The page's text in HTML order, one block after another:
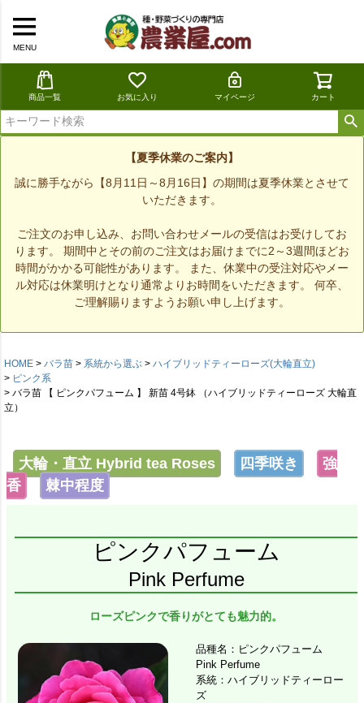
MENU
商品一覧 お気に入り マイページ カート
【夏季休業のご案内】
誠に勝手ながら【8月11日～8月16日】の期間は夏季休業とさせて
いただきます。
ご注文のお申し込み、お問い合わせメールの受信はお受けしてお
ります。 期間中とその前のご注文はお届けまでに2～3週間ほどお
時間がかかる可能性があります。 また、休業中の受注対応やメー
ル対応は休業明けとなり通常よりお時間をいただきます。 何卒、
ご理解賜りますようお願い申し上げます。
HOME バラ苗 系統から選ぶ
ハイブリッドティーローズ(大輪直立)
ピンク系
バラ苗 【 ピンクパフューム 】 新苗 4号鉢 （ハイブリッドティーローズ 大輪直
立）
大輪・直立 Hybrid tea Roses 四季咲き
強
香
棘中程度
ピンクパフューム
Pink Perfume
ローズピンクで香りがとても魅力的。
品種名：ピンクパフューム
Pink Perfume
系統：ハイブリッドティーロー
ズ